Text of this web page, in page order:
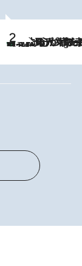
3 Hours Ago
《北欧の人々の幸福度が高いのは…》元デンマーク親善大使が出会った“心が満たされる暮らし”「いいかげんにヒュッゲしなさい！」